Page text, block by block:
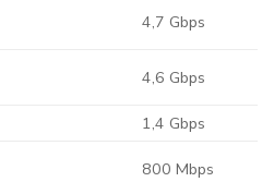
4,7 Gbps
4,6 Gbps
1,4 Gbps
800 Mbps